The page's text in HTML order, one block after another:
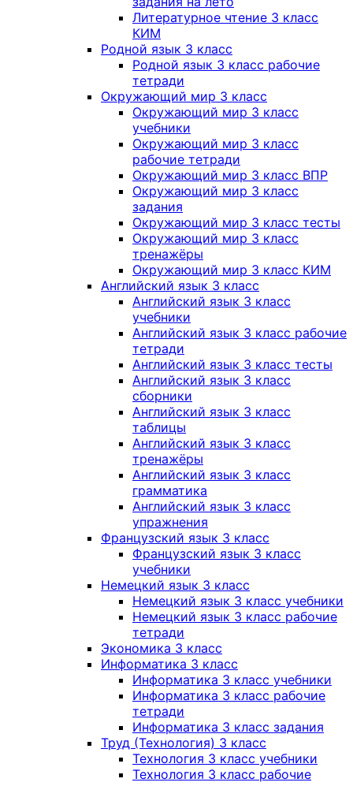
Литературное чтение 3 класс
КИМ
Родной язык 3 класс
Родной язык 3 класс рабочие
тетради
Окружающий мир 3 класс
Окружающий мир 3 класс
учебники
Окружающий мир 3 класс
рабочие тетради
Окружающий мир 3 класс ВПР
Окружающий мир 3 класс
задания
Окружающий мир 3 класс тесты
Окружающий мир 3 класс
тренажёры
Окружающий мир 3 класс КИМ
Английский язык 3 класс
Английский язык 3 класс
учебники
Английский язык 3 класс рабочие
тетради
Английский язык 3 класс тесты
Английский язык 3 класс
сборники
Английский язык 3 класс
таблицы
Английский язык 3 класс
тренажёры
Английский язык 3 класс
грамматика
Английский язык 3 класс
упражнения
Французский язык 3 класс
Французский язык 3 класс
учебники
Немецкий язык 3 класс
Немецкий язык 3 класс учебники
Немецкий язык 3 класс рабочие
тетради
Экономика 3 класс
Информатика 3 класс
Информатика 3 класс учебники
Информатика 3 класс рабочие
тетради
Информатика 3 класс задания
Труд (Технология) 3 класс
Технология 3 класс учебники
Технология 3 класс рабочие